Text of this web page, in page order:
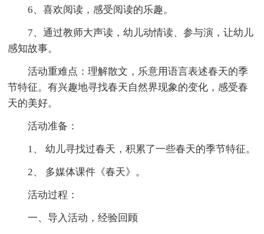
6、喜欢阅读，感受阅读的乐趣。
7、通过教师大声读，幼儿动情读、参与演，让幼儿
感知故事。
活动重难点：理解散文，乐意用语言表述春天的季
节特征。有兴趣地寻找春天自然界现象的变化，感受春
天的美好。
活动准备：
1、 幼儿寻找过春天，积累了一些春天的季节特征。
2、 多媒体课件《春天》。
活动过程：
一、导入活动，经验回顾